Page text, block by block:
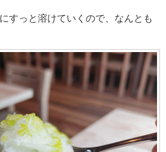
すっと溶けていくので、なんとも